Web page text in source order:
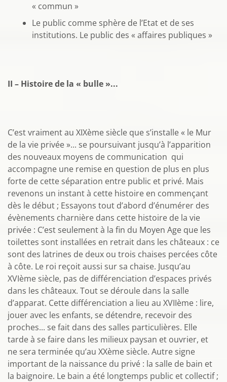
« commun »
Le public comme sphère de l’Etat et de ses
institutions. Le public des « affaires publiques »
II – Histoire de la « bulle »...
C’est vraiment au XIXème siècle que s’installe « le Mur
de la vie privée »... se poursuivant jusqu’à l’apparition
des nouveaux moyens de communication qui
accompagne une remise en question de plus en plus
forte de cette séparation entre public et privé. Mais
revenons un instant à cette histoire en commençant
dès le début ; Essayons tout d’abord d’énumérer des
évènements charnière dans cette histoire de la vie
privée : C’est seulement à la fin du Moyen Age que les
toilettes sont installées en retrait dans les châteaux : ce
sont des latrines de deux ou trois chaises percées côte
à côte. Le roi reçoit aussi sur sa chaise. Jusqu’au
XVIème siècle, pas de différenciation d’espaces privés
dans les châteaux. Tout se déroule dans la salle
d’apparat. Cette différenciation a lieu au XVIIème : lire,
jouer avec les enfants, se détendre, recevoir des
proches... se fait dans des salles particulières. Elle
tarde à se faire dans les milieux paysan et ouvrier, et
ne sera terminée qu’au XXème siècle. Autre signe
important de la naissance du privé : la salle de bain et
la baignoire. Le bain a été longtemps public et collectif ;